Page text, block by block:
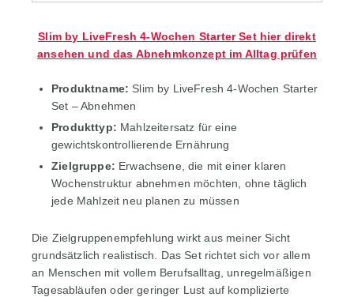
Slim by LiveFresh 4-Wochen Starter Set hier direkt
ansehen und das Abnehmkonzept im Alltag prüfen
Produktname: Slim by LiveFresh 4-Wochen Starter
Set – Abnehmen
Produkttyp: Mahlzeitersatz für eine
gewichtskontrollierende Ernährung
Zielgruppe: Erwachsene, die mit einer klaren
Wochenstruktur abnehmen möchten, ohne täglich
jede Mahlzeit neu planen zu müssen
Die Zielgruppenempfehlung wirkt aus meiner Sicht
grundsätzlich realistisch. Das Set richtet sich vor allem
an Menschen mit vollem Berufsalltag, unregelmäßigen
Tagesabläufen oder geringer Lust auf komplizierte